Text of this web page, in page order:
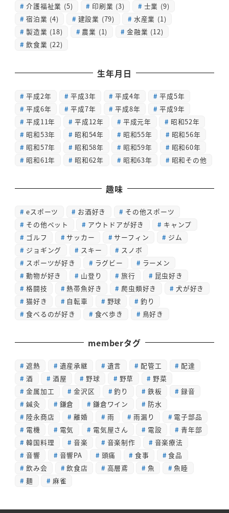
介護福祉業 (5) 印刷業 (3) 士業 (9)
宿泊業 (4) 建設業 (79) 水産業 (1)
製造業 (18) 農業 (1) 金融業 (12)
飲食業 (22)
生年月日
平成2年 平成3年 平成4年
平成5年
平成6年
平成7年 平成8年
平成9年
平成11年
平成12年 平成元年
昭和52年
昭和53年
昭和54年 昭和55年
昭和56年
昭和57年
昭和58年 昭和59年
昭和60年
昭和61年
昭和62年 昭和63年 昭和その他
趣味
eスポーツ お酒好き
その他スポーツ
その他ペット
アウトドアが好き
キャンプ
ゴルフ
サッカー サーフィン
ジム
ジョギング
スキー
スノボ
スポーツが好き
ラグビー
ラーメン
動物が好き
山登り 旅行
昆虫好き
格闘技
熱帯魚好き 爬虫類好き
犬が好き
猫好き
自転車 野球
釣り
食べるのが好き
食べ歩き 鳥好き
memberタグ
遮熱 遺産承継 遺言 配管工
配達
酒
酒屋 野球 野草
野菜
金属加工
金沢区 釣り 鉄板
録音
鍼灸
鎌倉 鎌倉ワイン
防水
陸永商店
離婚 雨 雨漏り
電子部品
電機
電気 電気屋さん 電設
青年部
韓国料理
音楽 音楽制作
音楽療法
音響
音響PA 頭痛 食事
食品
飲み会
飲食店 高層鳶 魚
魚睦
麺
麻雀